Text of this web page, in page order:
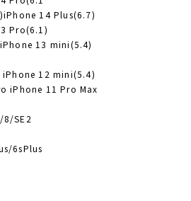
14 Plus(6.7)
Pro(6.1)
13 mini(5.4)
12 mini(5.4)
iPhone 11 Pro Max
8/SE2
6sPlus